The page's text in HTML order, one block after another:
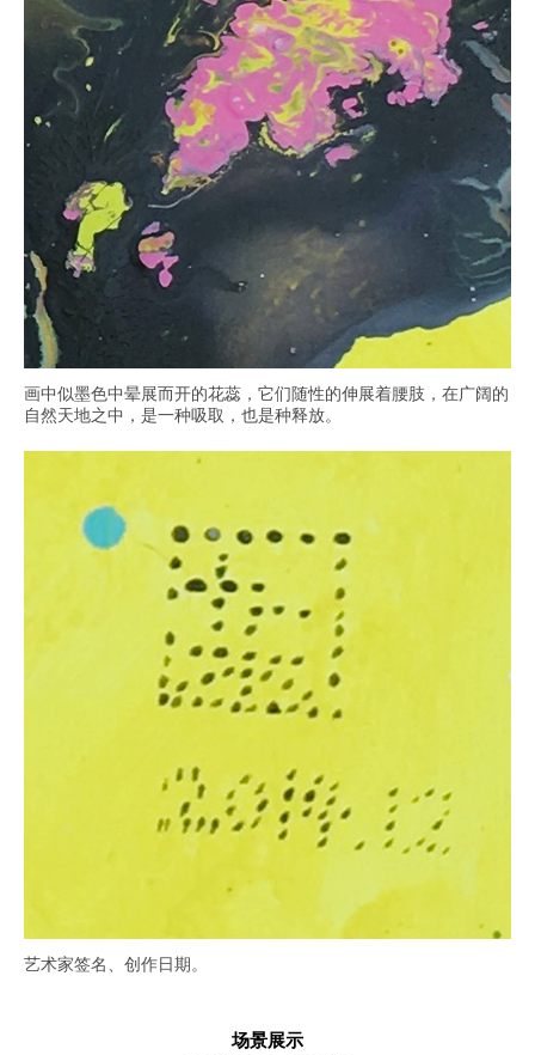
画中似墨色中晕展而开的花蕊，它们随性的伸展着腰肢，在广阔的
自然天地之中，是一种吸取，也是种释放。
艺术家签名、创作日期。
场景展示